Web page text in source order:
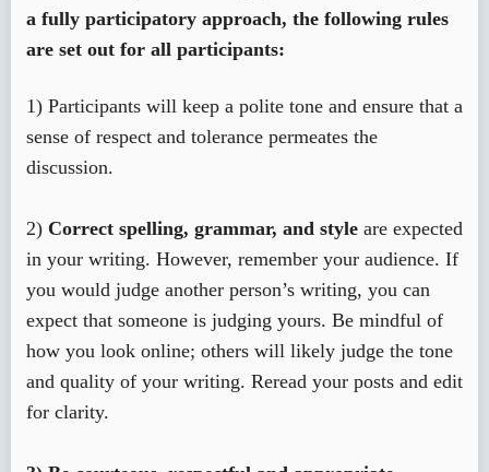
a fully participatory approach, the following rules
are set out for all participants:
1) Participants will keep a polite tone and ensure that a
sense of respect and tolerance permeates the
discussion.
2) Correct spelling, grammar, and style are expected
in your writing. However, remember your audience. If
you would judge another person’s writing, you can
expect that someone is judging yours. Be mindful of
how you look online; others will likely judge the tone
and quality of your writing. Reread your posts and edit
for clarity.